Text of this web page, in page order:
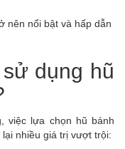
nên nổi bật và hấp dẫn
dụng hũ
việc lựa chọn hũ bánh
nhiều giá trị vượt trội: